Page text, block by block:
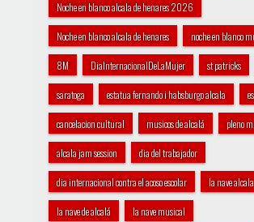
Noche en blanco alcala de henares 2026
Noche en blanco alcala de henares noche en blanco
8M DiaInternacionalDeLaMujer st patricks
saratoga estatua fernando i habsburgo alcala
cancelacion cultural musicos de alcalá pleno
alcala jam session dia del trabajador
dia internacional contra el acoso escolar la nave alcala
la nave de alcalá la nave musical